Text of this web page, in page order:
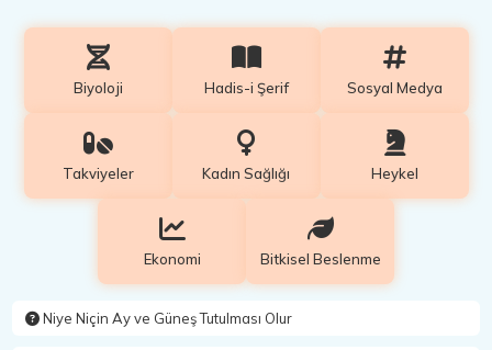
Biyoloji Hadis-i Şerif Sosyal Medya
Takviyeler Kadın Sağlığı Heykel
Ekonomi Bitkisel Beslenme
Niye Niçin Ay ve Güneş Tutulması Olur